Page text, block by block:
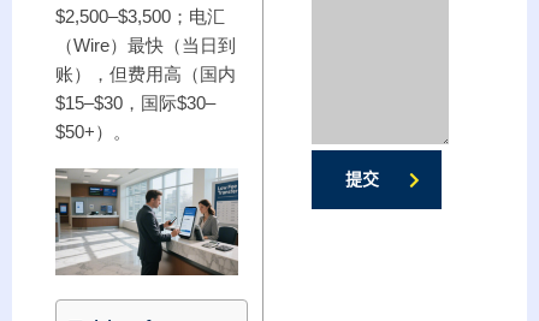
$2,500–$3,500；电汇
（Wire）最快（当日到
账），但费用高（国内
$15–$30，国际$30–
$50+）。
提交